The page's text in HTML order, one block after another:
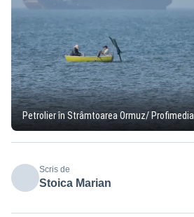
Petrolier în Strâmtoarea Ormuz/ Profimedia
Scris de
Stoica Marian